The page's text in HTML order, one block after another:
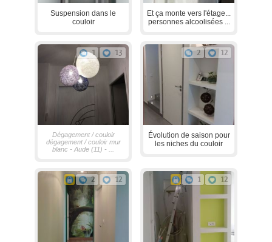
Suspension dans le
couloir
Et ça monte vers l'étage...
personnes alcoolisées ...
1 13
Dégagement / couloir
dégagement / couloir mur
blanc - Aude (11) - ...
2 12
Évolution de saison pour
les niches du couloir
2 12 1 12